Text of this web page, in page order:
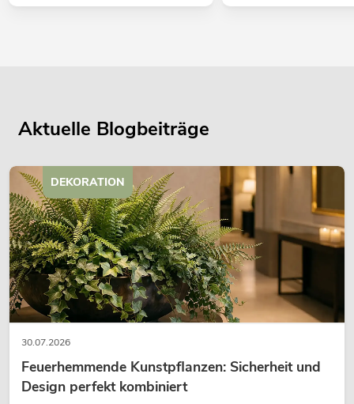
Aktuelle Blogbeiträge
30.07.2026
Feuerhemmende Kunstpflanzen: Sicherheit und
Design perfekt kombiniert
DEKORATION